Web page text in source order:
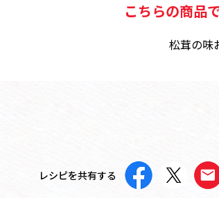
こちらの商品
松茸の味
レシピを共有する